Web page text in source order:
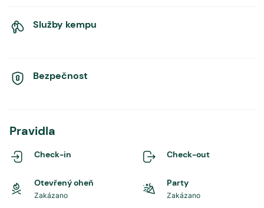
Služby kempu
Bezpečnost
Pravidla
Check-in Check-out
Otevřený oheň
Zakázano
Party
Zakázano